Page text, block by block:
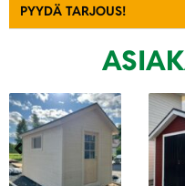
PYYDÄ TARJOUS!